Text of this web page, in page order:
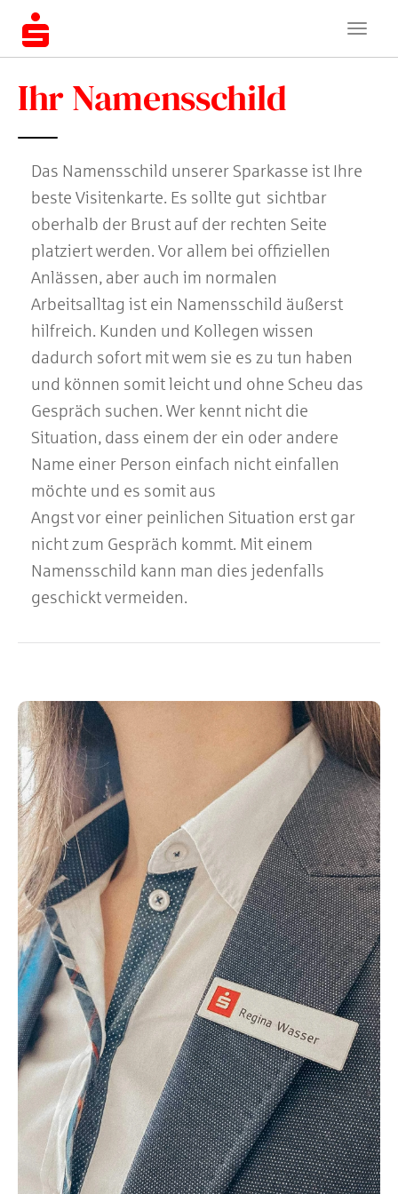
Ihr Namensschild
Das Namensschild unserer Sparkasse ist Ihre
beste Visitenkarte. Es sollte gut sichtbar
oberhalb der Brust auf der rechten Seite
platziert werden. Vor allem bei offiziellen
Anlässen, aber auch im normalen
Arbeitsalltag ist ein Namensschild äußerst
hilfreich. Kunden und Kollegen wissen
dadurch sofort mit wem sie es zu tun haben
und können somit leicht und ohne Scheu das
Gespräch suchen. Wer kennt nicht die
Situation, dass einem der ein oder andere
Name einer Person einfach nicht einfallen
möchte und es somit aus
Angst vor einer peinlichen Situation erst gar
nicht zum Gespräch kommt. Mit einem
Namensschild kann man dies jedenfalls
geschickt vermeiden.